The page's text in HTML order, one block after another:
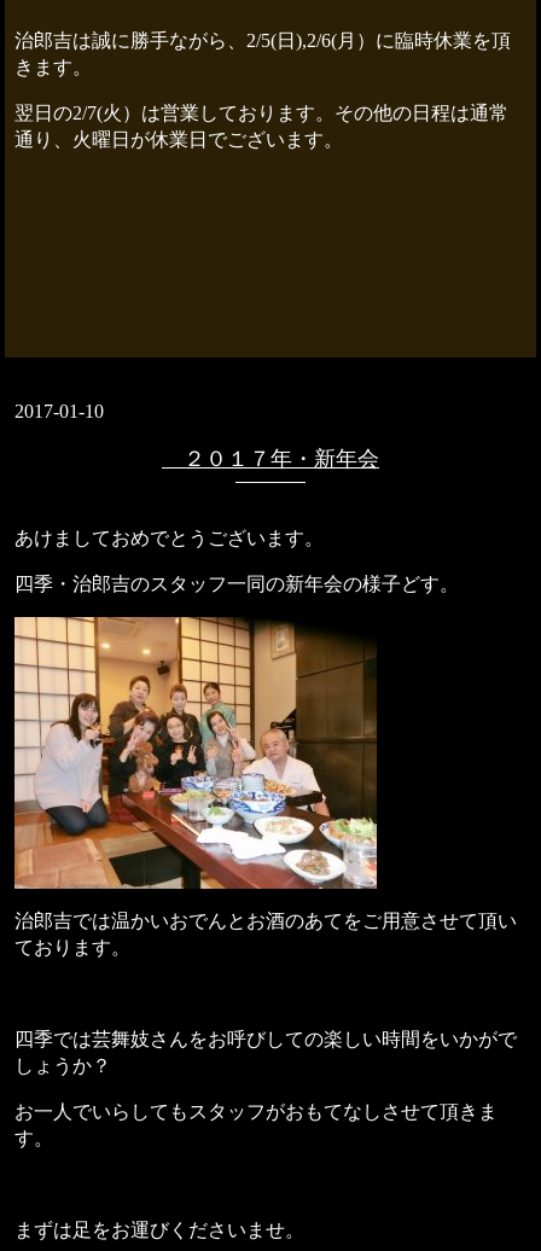
治郎吉は誠に勝手ながら、2/5(日),2/6(月）に臨時休業を頂
きます。
翌日の2/7(火）は営業しております。その他の日程は通常
通り、火曜日が休業日でございます。
2017-01-10
２０１７年・新年会
あけましておめでとうございます。
四季・治郎吉のスタッフ一同の新年会の様子どす。
治郎吉では温かいおでんとお酒のあてをご用意させて頂い
ております。
四季では芸舞妓さんをお呼びしての楽しい時間をいかがで
しょうか？
お一人でいらしてもスタッフがおもてなしさせて頂きま
す。
まずは足をお運びくださいませ。